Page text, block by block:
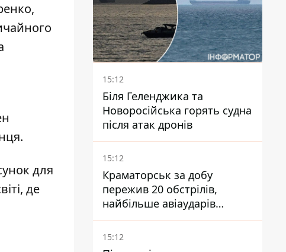
для
де
15:12
Біля Геленджика та
Новоросійська горять судна
після атак дронів
15:12
Краматорськ за добу
пережив 20 обстрілів,
найбільше авіаударів
КАБ-250
15:12